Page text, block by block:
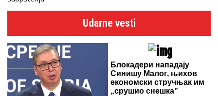
Udarne vesti
Блокадери нападају
Синишу Малог, њихов
економски стручњак им
„срушио снешка”